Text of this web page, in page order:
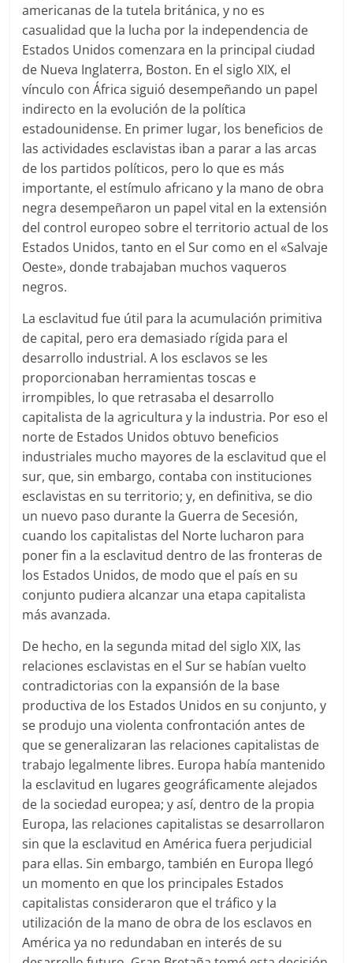
americanas de la tutela británica, y no es
casualidad que la lucha por la independencia de
Estados Unidos comenzara en la principal ciudad
de Nueva Inglaterra, Boston. En el siglo XIX, el
vínculo con África siguió desempeñando un papel
indirecto en la evolución de la política
estadounidense. En primer lugar, los beneficios de
las actividades esclavistas iban a parar a las arcas
de los partidos políticos, pero lo que es más
importante, el estímulo africano y la mano de obra
negra desempeñaron un papel vital en la extensión
del control europeo sobre el territorio actual de los
Estados Unidos, tanto en el Sur como en el «Salvaje
Oeste», donde trabajaban muchos vaqueros
negros.
La esclavitud fue útil para la acumulación primitiva
de capital, pero era demasiado rígida para el
desarrollo industrial. A los esclavos se les
proporcionaban herramientas toscas e
irrompibles, lo que retrasaba el desarrollo
capitalista de la agricultura y la industria. Por eso el
norte de Estados Unidos obtuvo beneficios
industriales mucho mayores de la esclavitud que el
sur, que, sin embargo, contaba con instituciones
esclavistas en su territorio; y, en definitiva, se dio
un nuevo paso durante la Guerra de Secesión,
cuando los capitalistas del Norte lucharon para
poner fin a la esclavitud dentro de las fronteras de
los Estados Unidos, de modo que el país en su
conjunto pudiera alcanzar una etapa capitalista
más avanzada.
De hecho, en la segunda mitad del siglo XIX, las
relaciones esclavistas en el Sur se habían vuelto
contradictorias con la expansión de la base
productiva de los Estados Unidos en su conjunto, y
se produjo una violenta confrontación antes de
que se generalizaran las relaciones capitalistas de
trabajo legalmente libres. Europa había mantenido
la esclavitud en lugares geográficamente alejados
de la sociedad europea; y así, dentro de la propia
Europa, las relaciones capitalistas se desarrollaron
sin que la esclavitud en América fuera perjudicial
para ellas. Sin embargo, también en Europa llegó
un momento en que los principales Estados
capitalistas consideraron que el tráfico y la
utilización de la mano de obra de los esclavos en
América ya no redundaban en interés de su